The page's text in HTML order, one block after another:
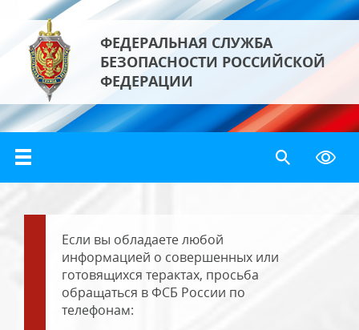
ФЕДЕРАЛЬНАЯ СЛУЖБА
БЕЗОПАСНОСТИ РОССИЙСКОЙ
ФЕДЕРАЦИИ
Если вы обладаете любой
информацией о совершенных или
готовящихся терактах, просьба
обращаться в ФСБ России по
телефонам: